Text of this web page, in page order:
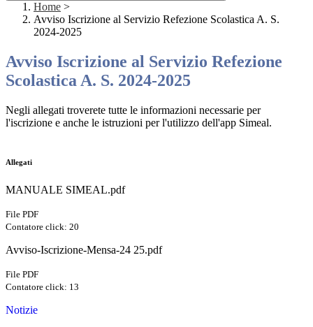
Home >
Avviso Iscrizione al Servizio Refezione Scolastica A. S.
2024-2025
Avviso Iscrizione al Servizio Refezione
Scolastica A. S. 2024-2025
Negli allegati troverete tutte le informazioni necessarie per
l'iscrizione e anche le istruzioni per l'utilizzo dell'app Simeal.
Allegati
MANUALE SIMEAL.pdf
File PDF
Contatore click: 20
Avviso-Iscrizione-Mensa-24 25.pdf
File PDF
Contatore click: 13
Notizie